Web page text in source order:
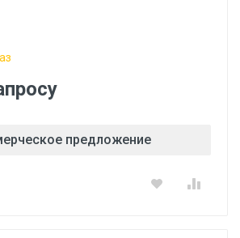
предложение